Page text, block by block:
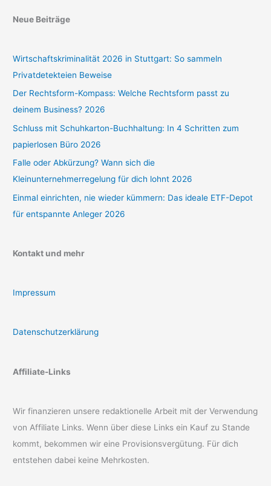
Neue Beiträge
Wirtschaftskriminalität 2026 in Stuttgart: So sammeln
Privatdetekteien Beweise
Der Rechtsform-Kompass: Welche Rechtsform passt zu
deinem Business? 2026
Schluss mit Schuhkarton-Buchhaltung: In 4 Schritten zum
papierlosen Büro 2026
Falle oder Abkürzung? Wann sich die
Kleinunternehmerregelung für dich lohnt 2026
Einmal einrichten, nie wieder kümmern: Das ideale ETF-Depot
für entspannte Anleger 2026
Kontakt und mehr
Impressum
Datenschutzerklärung
Affiliate-Links
Wir finanzieren unsere redaktionelle Arbeit mit der Verwendung
von Affiliate Links. Wenn über diese Links ein Kauf zu Stande
kommt, bekommen wir eine Provisionsvergütung. Für dich
entstehen dabei keine Mehrkosten.